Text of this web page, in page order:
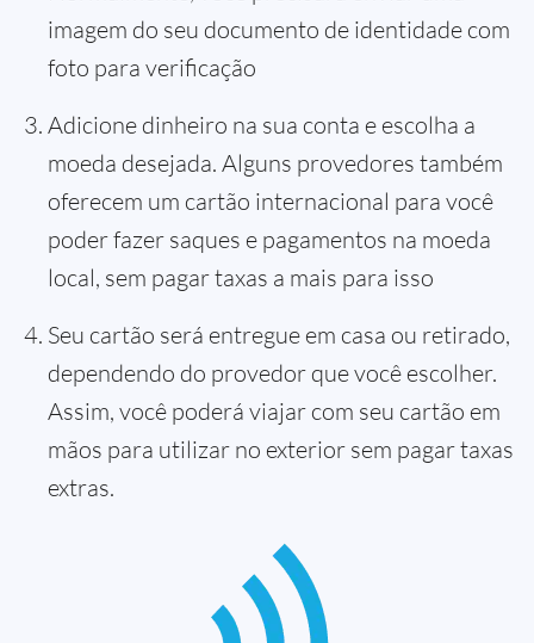
imagem do seu documento de identidade com
foto para verificação
Adicione dinheiro na sua conta e escolha a
moeda desejada. Alguns provedores também
oferecem um cartão internacional para você
poder fazer saques e pagamentos na moeda
local, sem pagar taxas a mais para isso
Seu cartão será entregue em casa ou retirado,
dependendo do provedor que você escolher.
Assim, você poderá viajar com seu cartão em
mãos para utilizar no exterior sem pagar taxas
extras.